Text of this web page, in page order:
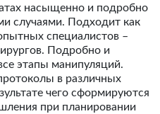
насыщенно и подробно
случаями. Подходит как
специалистов –
Подробно и
этапы манипуляций.
в различных
чего сформируются
при планировании